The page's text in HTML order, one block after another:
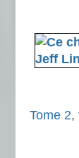
Tome 2,